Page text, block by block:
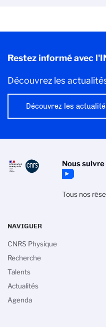
Restez informé avec
Découvrez les
Découvrez les
Nous suivre
Tous nos
NAVIGUER
CNRS Physique
Recherche
Talents
Actualités
Agenda